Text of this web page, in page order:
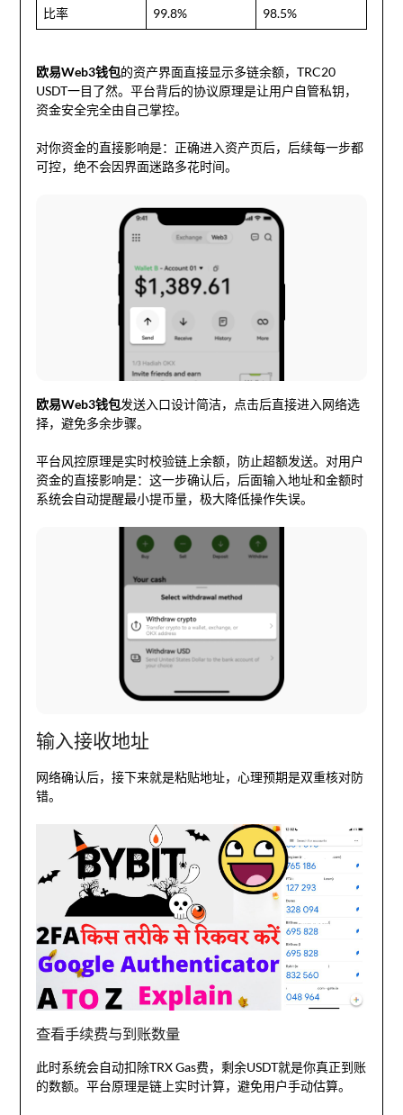
比率 99.8% 98.5%
欧易Web3钱包的资产界面直接显示多链余额，TRC20
USDT一目了然。平台背后的协议原理是让用户自管私钥，
资金安全完全由自己掌控。
对你资金的直接影响是：正确进入资产页后，后续每一步都
可控，绝不会因界面迷路多花时间。
欧易Web3钱包发送入口设计简洁，点击后直接进入网络选
择，避免多余步骤。
平台风控原理是实时校验链上余额，防止超额发送。对用户
资金的直接影响是：这一步确认后，后面输入地址和金额时
系统会自动提醒最小提币量，极大降低操作失误。
输入接收地址
网络确认后，接下来就是粘贴地址，心理预期是双重核对防
错。
查看手续费与到账数量
此时系统会自动扣除TRX Gas费，剩余USDT就是你真正到账
的数额。平台原理是链上实时计算，避免用户手动估算。